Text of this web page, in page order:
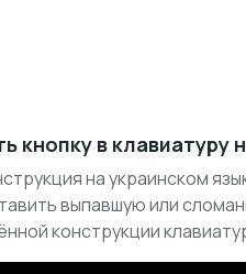
кнопку в клавиатуру
на украинском
выпавшую или
конструкции